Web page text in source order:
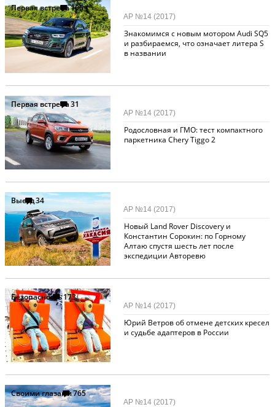
Первая встреча106
Знакомимся с новым мотором Audi SQ5
и разбираемся, что означает литера S
в названии
АР №14 (2017)
Первая встреча31
Родословная и ГМО: тест компактного
паркетника Chery Tiggo 2
АР №14 (2017)
Выезд34
Новый Land Rover Discovery и
Константин Сорокин: по Горному
Алтаю спустя шесть лет после
экспедиции Авторевю
АР №14 (2017)
Безопасность173
Юрий Ветров об отмене детских кресел
и судьбе адаптеров в России
АР №14 (2017)
Своими глазами765
АР №14 (2017)